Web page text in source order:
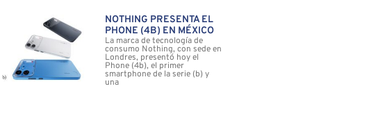
NOTHING PRESENTA EL
PHONE (4B) EN MÉXICO
La marca de tecnología de
consumo Nothing, con sede en
Londres, presentó hoy el
Phone (4b), el primer
smartphone de la serie (b) y
una